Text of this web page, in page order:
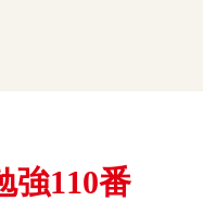
強110番